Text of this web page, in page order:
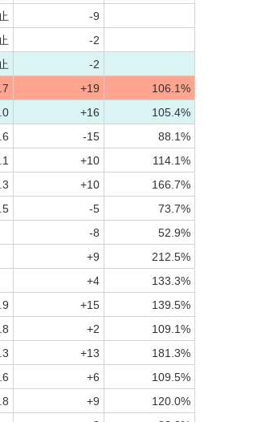
-9
-2
-2
+19
106.1%
+16
105.4%
-15
88.1%
+10
114.1%
+10
166.7%
-5
73.7%
-8
52.9%
+9
212.5%
+4
133.3%
+15
139.5%
+2
109.1%
+13
181.3%
+6
109.5%
+9
120.0%